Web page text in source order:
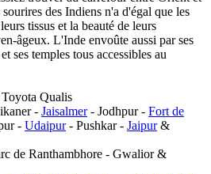
des Indiens n'a d'égal que les
tissus et la beauté de leurs
âgeux. L'Inde envoûte aussi par ses
ses temples tous accessibles au
Qualis
- Jaisalmer- Jodhpur - Fort de
- Udaipur- Pushkar - Jaipur&
de Ranthambhore - Gwalior &